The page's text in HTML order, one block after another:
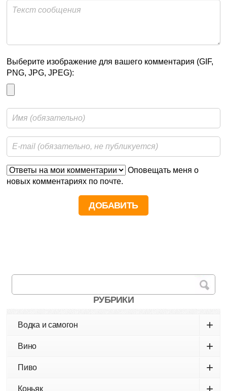
Выберите изображение для вашего комментария (GIF,
PNG, JPG, JPEG):
Оповещать меня о
новых комментариях по почте.
РУБРИКИ
Водка и самогон +
Вино +
Пиво +
Коньяк